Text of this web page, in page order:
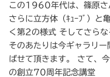
この1960年代は、篠原さ
さらに立方体（ｷｭｰﾌﾞ）と
く第2の様式 そしてさらな
そのあたりは今ギャラリ
ばせて頂きます。 さて、
の創立70周年記念講堂